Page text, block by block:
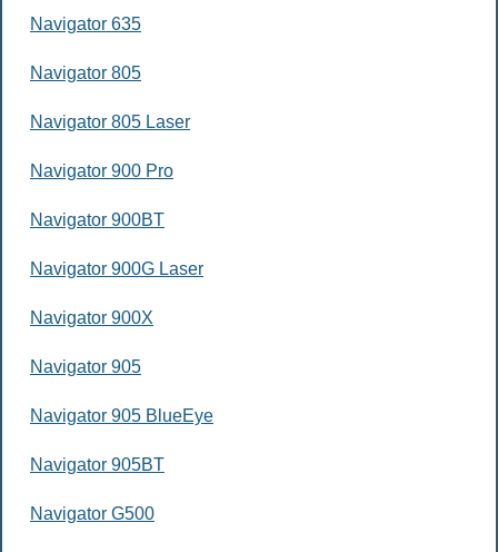
Navigator 635
Navigator 805
Navigator 805 Laser
Navigator 900 Pro
Navigator 900BT
Navigator 900G Laser
Navigator 900X
Navigator 905
Navigator 905 BlueEye
Navigator 905BT
Navigator G500